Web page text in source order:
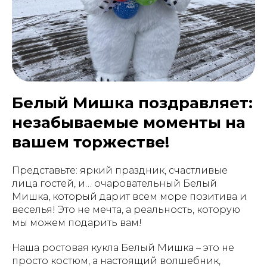
Белый Мишка поздравляет:
незабываемые моменты на
вашем торжестве!
Представьте: яркий праздник, счастливые
лица гостей, и… очаровательный Белый
Мишка, который дарит всем море позитива и
веселья! Это не мечта, а реальность, которую
мы можем подарить вам!
Наша ростовая кукла Белый Мишка – это не
просто костюм, а настоящий волшебник,